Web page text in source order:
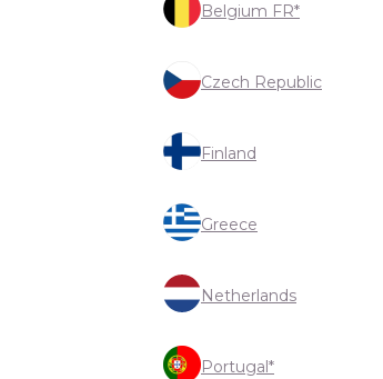
Belgium FR*
Czech Republic
Finland
Greece
Netherlands
Portugal*